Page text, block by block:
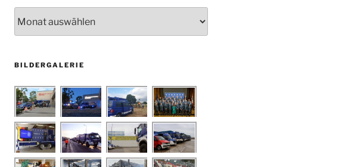
BILDERGALERIE